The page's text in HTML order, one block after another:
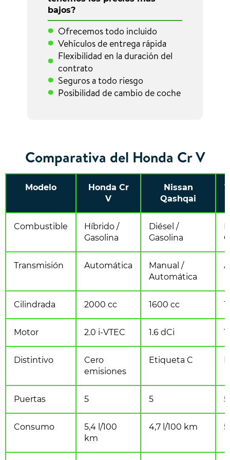
bajos?
Ofrecemos todo incluido
Vehículos de entrega rápida
Flexibilidad en la duración del
contrato
Seguros a todo riesgo
Posibilidad de cambio de coche
Comparativa del Honda Cr V
Modelo
Honda Cr
V
Nissan
Qashqai
Combustible
Híbrido /
Gasolina
Diésel /
Gasolina
Transmisión Automática
Manual /
Automática
Cilindrada 2000 cc 1600 cc
Motor 2.0 i-VTEC 1.6 dCi
Distintivo
Cero
emisiones
Etiqueta C
Puertas 5 5 5
Consumo
5,4 l/100
km
4,7 l/100 km